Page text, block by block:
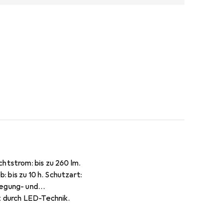
bis zu 260 lm.
zu 10 h. Schutzart:
und
LED-Technik.